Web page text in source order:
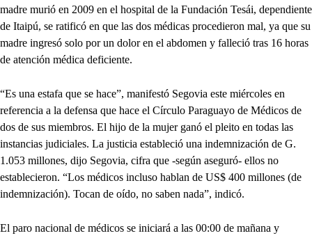
madre murió en 2009 en el hospital de la Fundación Tesái, dependiente
de Itaipú, se ratificó en que las dos médicas procedieron mal, ya que su
madre ingresó solo por un dolor en el abdomen y falleció tras 16 horas
de atención médica deficiente.
“Es una estafa que se hace”, manifestó Segovia este miércoles en
referencia a la defensa que hace el Círculo Paraguayo de Médicos de
dos de sus miembros. El hijo de la mujer ganó el pleito en todas las
instancias judiciales. La justicia estableció una indemnización de G.
1.053 millones, dijo Segovia, cifra que -según aseguró- ellos no
establecieron. “Los médicos incluso hablan de US$ 400 millones (de
indemnización). Tocan de oído, no saben nada”, indicó.
El paro nacional de médicos se iniciará a las 00:00 de mañana y